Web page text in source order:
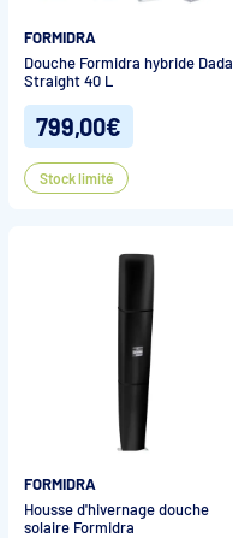
FORMIDRA
Douche Formidra hybride Dada
Straight 40 L
799,00€
Stock limité
FORMIDRA
Housse d'hivernage douche
solaire Formidra